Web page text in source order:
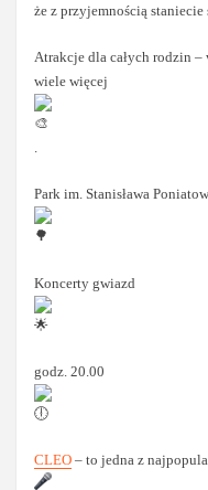
że z przyjemnością staniecie
Atrakcje dla całych rodzin –
wiele więcej
.
Park im. Stanisława
Koncerty gwiazd
godz. 20.00
CLEO – to jedna z